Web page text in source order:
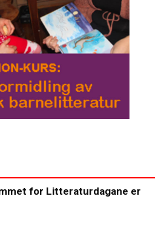
for Litteraturdagane er